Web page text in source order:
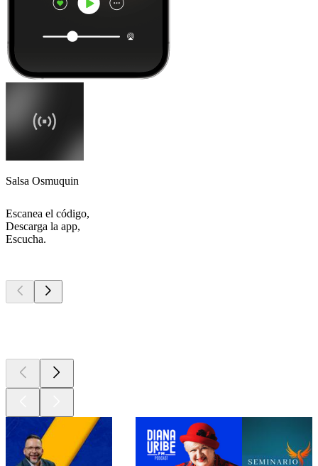
Salsa Osmuquin
Escanea el código,
Descarga la app,
Escucha.